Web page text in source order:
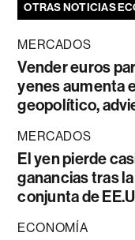
OTRAS NOTICIAS
MERCADOS
Vender euros
yenes aumenta
geopolítico,
MERCADOS
El yen pierde
ganancias tras
conjunta de
ECONOMÍA